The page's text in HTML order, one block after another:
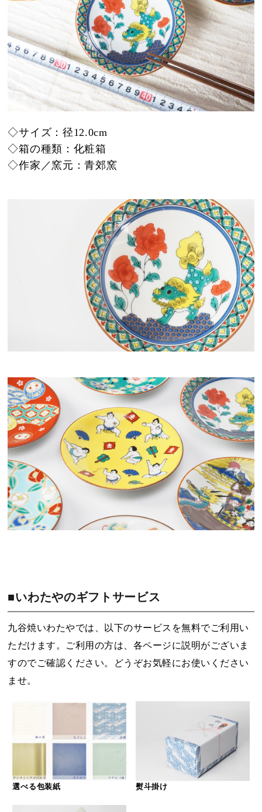
◇サイズ：径12.0cm
◇箱の種類：化粧箱
◇作家／窯元：青郊窯
■いわたやのギフトサービス
九谷焼いわたやでは、以下のサービスを無料でご利用い
ただけます。ご利用の方は、各ページに説明がございま
すのでご確認ください。どうぞお気軽にお使いください
ませ。
選べる包装紙 熨斗掛け